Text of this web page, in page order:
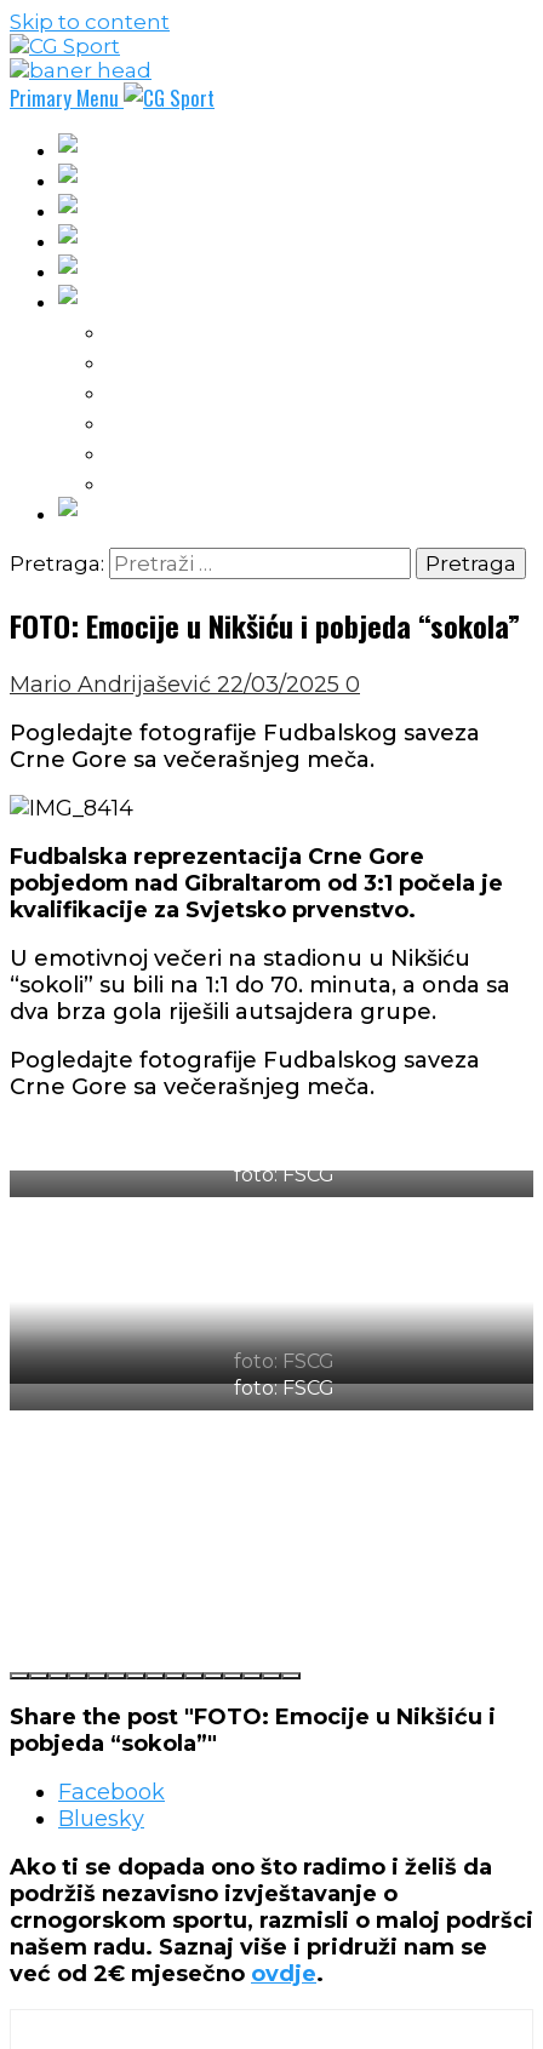
Skip to content
Primary Menu
Pretraga:
FOTO: Emocije u Nikšiću i pobjeda “sokola”
Mario Andrijašević 22/03/2025 0
Pogledajte fotografije Fudbalskog saveza
Crne Gore sa večerašnjeg meča.
Fudbalska reprezentacija Crne Gore
pobjedom nad Gibraltarom od 3:1 počela je
kvalifikacije za Svjetsko prvenstvo.
U emotivnoj večeri na stadionu u Nikšiću
“sokoli” su bili na 1:1 do 70. minuta, a onda sa
dva brza gola riješili autsajdera grupe.
Pogledajte fotografije Fudbalskog saveza
Crne Gore sa večerašnjeg meča.
foto: FSCG
foto: FSCG
foto: FSCG
Share the post "FOTO: Emocije u Nikšiću i
pobjeda “sokola”"
Facebook
Bluesky
Ako ti se dopada ono što radimo i želiš da
podržiš nezavisno izvještavanje o
crnogorskom sportu, razmisli o maloj podršci
našem radu. Saznaj više i pridruži nam se
već od 2€ mjesečno ovdje.